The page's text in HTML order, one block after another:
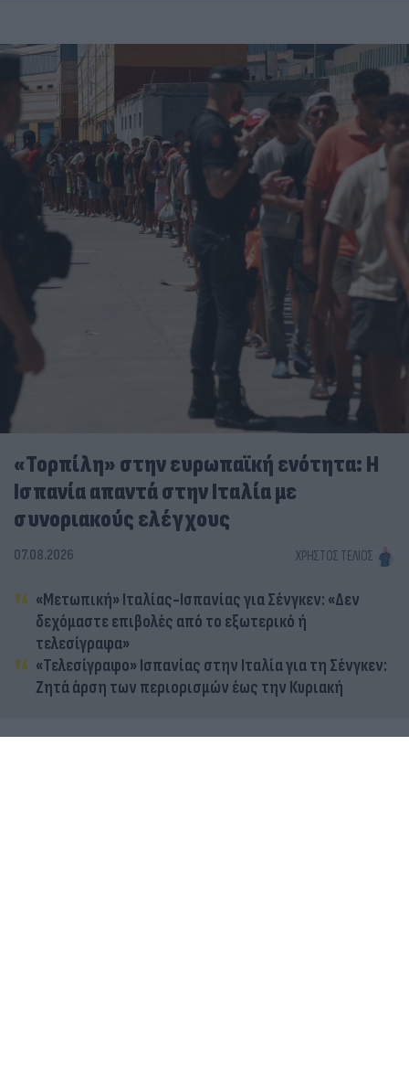
«Τορπίλη» στην ευρωπαϊκή ενότητα: Η
Ισπανία απαντά στην Ιταλία με
συνοριακούς ελέγχους
07.08.2026 ΧΡΉΣΤΟΣ ΤΈΛΙΟΣ
«Μετωπική» Ιταλίας-Ισπανίας για Σένγκεν: «Δεν
δεχόμαστε επιβολές από το εξωτερικό ή
τελεσίγραφα»
«Τελεσίγραφο» Ισπανίας στην Ιταλία για τη Σένγκεν:
Ζητά άρση των περιορισμών έως την Κυριακή